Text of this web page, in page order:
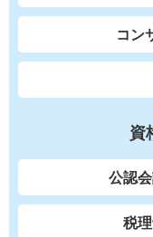
コン
資
公認
税